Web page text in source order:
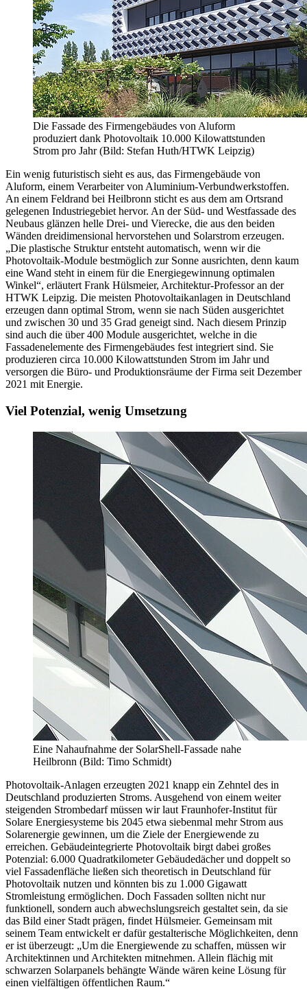
Die Fassade des Firmengebäudes von Aluform
produziert dank Photovoltaik 10.000 Kilowattstunden
Strom pro Jahr (Bild: Stefan Huth/HTWK Leipzig)
Ein wenig futuristisch sieht es aus, das Firmengebäude von
Aluform, einem Verarbeiter von Aluminium-Verbundwerkstoffen.
An einem Feldrand bei Heilbronn sticht es aus dem am Ortsrand
gelegenen Industriegebiet hervor. An der Süd- und Westfassade des
Neubaus glänzen helle Drei- und Vierecke, die aus den beiden
Wänden dreidimensional hervorstehen und Solarstrom erzeugen.
„Die plastische Struktur entsteht automatisch, wenn wir die
Photovoltaik-Module bestmöglich zur Sonne ausrichten, denn kaum
eine Wand steht in einem für die Energiegewinnung optimalen
Winkel“, erläutert Frank Hülsmeier, Architektur-Professor an der
HTWK Leipzig. Die meisten Photovoltaikanlagen in Deutschland
erzeugen dann optimal Strom, wenn sie nach Süden ausgerichtet
und zwischen 30 und 35 Grad geneigt sind. Nach diesem Prinzip
sind auch die über 400 Module ausgerichtet, welche in die
Fassadenelemente des Firmengebäudes fest integriert sind. Sie
produzieren circa 10.000 Kilowattstunden Strom im Jahr und
versorgen die Büro- und Produktionsräume der Firma seit Dezember
2021 mit Energie.
Viel Potenzial, wenig Umsetzung
Eine Nahaufnahme der SolarShell-Fassade nahe
Heilbronn (Bild: Timo Schmidt)
Photovoltaik-Anlagen erzeugten 2021 knapp ein Zehntel des in
Deutschland produzierten Stroms. Ausgehend von einem weiter
steigenden Strombedarf müssen wir laut Fraunhofer-Institut für
Solare Energiesysteme bis 2045 etwa siebenmal mehr Strom aus
Solarenergie gewinnen, um die Ziele der Energiewende zu
erreichen. Gebäudeintegrierte Photovoltaik birgt dabei großes
Potenzial: 6.000 Quadratkilometer Gebäudedächer und doppelt so
viel Fassadenfläche ließen sich theoretisch in Deutschland für
Photovoltaik nutzen und könnten bis zu 1.000 Gigawatt
Stromleistung ermöglichen. Doch Fassaden sollten nicht nur
funktionell, sondern auch abwechslungsreich gestaltet sein, da sie
das Bild einer Stadt prägen, findet Hülsmeier. Gemeinsam mit
seinem Team entwickelt er dafür gestalterische Möglichkeiten, denn
er ist überzeugt: „Um die Energiewende zu schaffen, müssen wir
Architektinnen und Architekten mitnehmen. Allein flächig mit
schwarzen Solarpanels behängte Wände wären keine Lösung für
einen vielfältigen öffentlichen Raum.“